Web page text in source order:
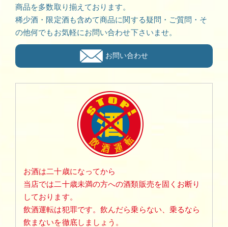
商品を多数取り揃えております。
稀少酒・限定酒も含めて商品に関する疑問・ご質問・そ
の他何でもお気軽にお問い合わせ下さいませ。
お問い合わせ
お酒は二十歳になってから
当店では二十歳未満の方への酒類販売を固くお断り
しております。
飲酒運転は犯罪です。飲んだら乗らない、乗るなら
飲まないを徹底しましょう。